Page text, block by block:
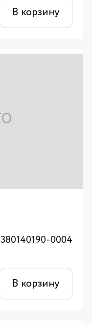
В корзину
380140190-0004
В корзину